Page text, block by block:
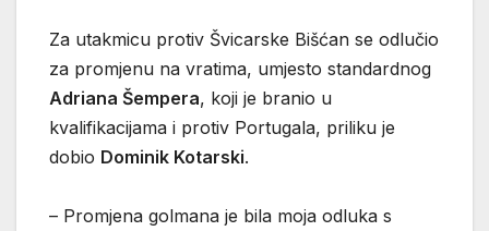
Za utakmicu protiv Švicarske Bišćan se odlučio
za promjenu na vratima, umjesto standardnog
Adriana Šempera, koji je branio u
kvalifikacijama i protiv Portugala, priliku je
dobio Dominik Kotarski.
– Promjena golmana je bila moja odluka s